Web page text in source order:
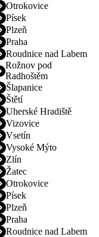
Otrokovice
Písek
Plzeň
Praha
Roudnice nad Labem
Rožnov pod
Radhoštěm
Šlapanice
Štětí
Uherské Hradiště
Vizovice
Vsetín
Vysoké Mýto
Zlín
Žatec
Otrokovice
Písek
Plzeň
Praha
Roudnice nad Labem